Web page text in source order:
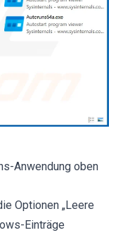
Anwendung oben
Optionen „Leere
Einträge